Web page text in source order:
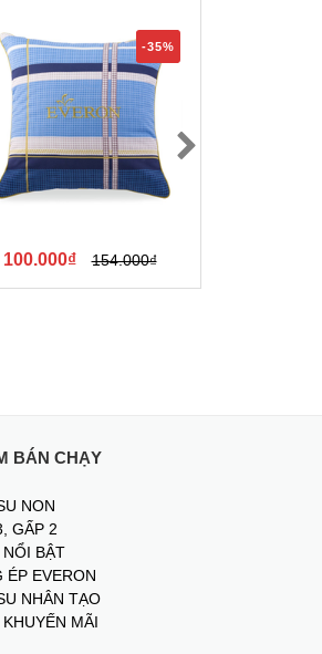
-35%
100.000₫ 154.000₫
BÁN CHẠY
NON
GẤP 2
BẬT
ÉP EVERON
NHÂN TẠO
MÃI